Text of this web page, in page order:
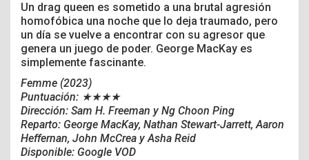
Un drag queen es sometido a una brutal agresión
homofóbica una noche que lo deja traumado, pero
un día se vuelve a encontrar con su agresor que
genera un juego de poder. George MacKay es
simplemente fascinante.
Femme (2023)
Puntuación: ★★★★
Dirección: Sam H. Freeman y Ng Choon Ping
Reparto: George MacKay, Nathan Stewart-Jarrett, Aaron
Heffernan, John McCrea y Asha Reid
Disponible: Google VOD